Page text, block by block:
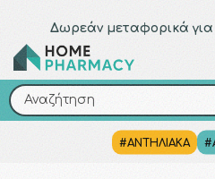
Δωρεάν μεταφορικά
Αναζήτηση
#ΑΝΤΗΛΙΑΚΑ